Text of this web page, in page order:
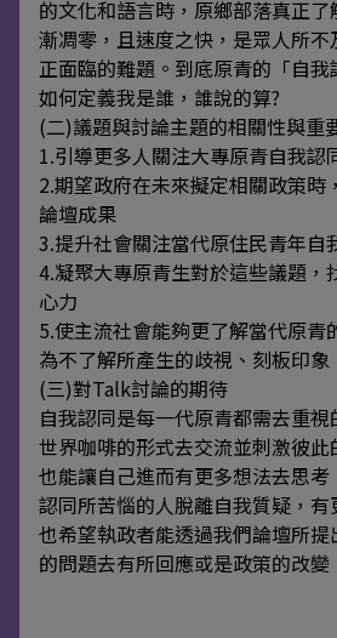
的文化和語言時，原鄉部落真正
漸凋零，且速度之快，是眾人所
正面臨的難題。到底原青的「自我
如何定義我是誰，誰說的算?
(二)議題與討論主題的相關性與重
1.引導更多人關注大專原青自我認
2.期望政府在未來擬定相關政策時
論壇成果
3.提升社會關注當代原住民青年自
4.凝聚大專原青生對於這些議題，
心力
5.使主流社會能夠更了解當代原青
為不了解所產生的歧視、刻板印象
(三)對Talk討論的期待
自我認同是每一代原青都需去重
世界咖啡的形式去交流並刺激彼此
也能讓自己進而有更多想法去思
認同所苦惱的人脫離自我質疑，有
也希望執政者能透過我們論壇所
的問題去有所回應或是政策的改變